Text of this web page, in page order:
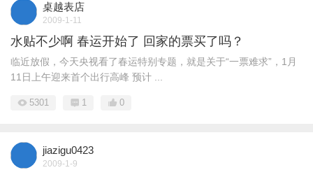
桌越表店
2009-1-11
水贴不少啊 春运开始了 回家的票买了吗？
临近放假，今天央视看了春运特别专题，就是关于“一票难求”，1月
11日上午迎来首个出行高峰 预计 ...
5301 1 0
jiazigu0423
2009-1-9